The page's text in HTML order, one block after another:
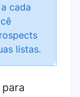
cada
listas.